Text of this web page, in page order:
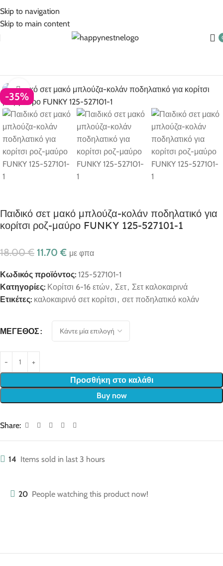
Skip to navigation
Skip to main content
-35%
Click to enlarge
Παιδικό σετ μακό μπλούζα-κολάν ποδηλατικό για
κορίτσι ροζ-μαύρο FUNKY 125-527101-1
18.00€ 11.70€ με φπα
Κωδικός προϊόντος: 125-527101-1
Κατηγορίες: Κορίτσι 6-16 ετών, Σετ, Σετ καλοκαιρινά
Ετικέτες: καλοκαιρινό σετ κορίτσι , σετ ποδηλατικό κολάν
ΜΈΓΕΘΟΣ
Προσθήκη στο καλάθι
Buy now
Share:
14 Items sold in last 3 hours
20 People watching this product now!
5% Επιπλέον έκπτωση για πληρωμές με κάρτα!